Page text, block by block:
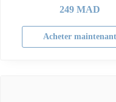
249MAD
Acheter maintenant